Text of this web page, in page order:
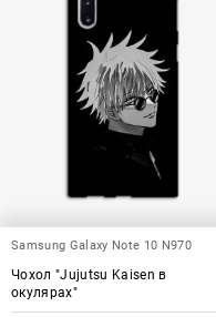
Samsung Galaxy Note 10 N970
Чохол "Jujutsu Kaisen в
окулярах"